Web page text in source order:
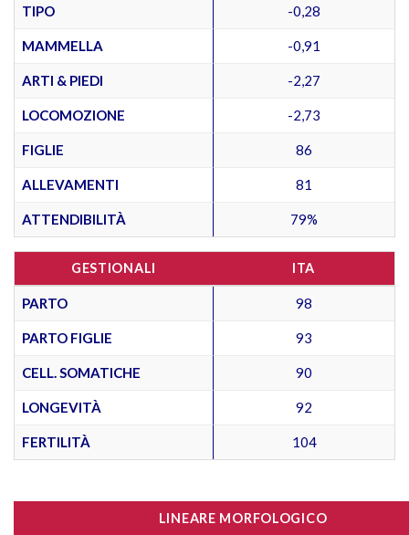
TIPO -0,28
MAMMELLA -0,91
ARTI & PIEDI -2,27
LOCOMOZIONE -2,73
FIGLIE 86
ALLEVAMENTI 81
ATTENDIBILITÀ 79%
GESTIONALI ITA
PARTO 98
PARTO FIGLIE 93
CELL. SOMATICHE 90
LONGEVITÀ 92
FERTILITÀ 104
LINEARE MORFOLOGICO